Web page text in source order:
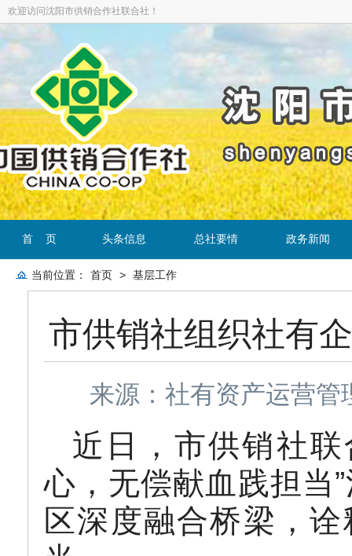
欢迎访问沈阳市供销合作社联合社！
首 页 头条信息 总社要情 政务新闻
当前位置： 首页 > 基层工作
市供销社组织社有
来源：社有资产运营
近日，市供销社
心，无偿献血践担当
区深度融合桥梁，